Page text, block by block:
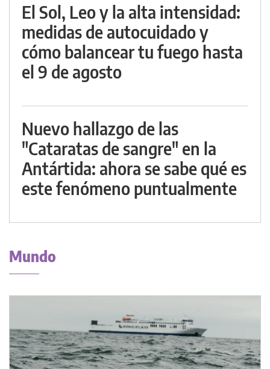
El Sol, Leo y la alta intensidad:
medidas de autocuidado y
cómo balancear tu fuego hasta
el 9 de agosto
Nuevo hallazgo de las
"Cataratas de sangre" en la
Antártida: ahora se sabe qué es
este fenómeno puntualmente
Mundo